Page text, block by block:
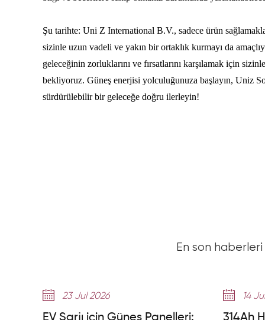
Şu tarihte: Uni Z International B.V., sadece ürün
sizinle uzun vadeli ve yakın bir ortaklık kurmayı da
geleceğinin zorluklarını ve fırsatlarını karşılamak için
bekliyoruz. Güneş enerjisi yolculuğunuza başlayın, Uniz
sürdürülebilir bir geleceğe doğru ilerleyin!
En son
23 Jul 2026 14